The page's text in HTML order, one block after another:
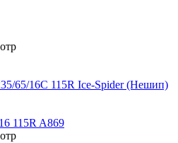
65/16C 115R Ice-Spider (Нешип)